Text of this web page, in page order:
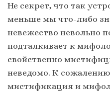
Не секрет, что так
меньше мы что-либо
невежество невольно
подталкивает к
свойственно
неведомо. К
мистификация и